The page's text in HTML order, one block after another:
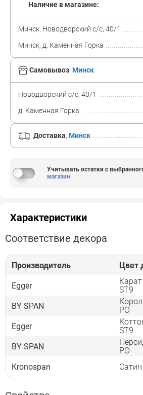
Самовывоз, Минск
Новодворский с/с, 40/1
д. Каменная Горка
Доставка, Минск
Наличие в магазине:
Минск, Новодворский с/с, 40/1
Минск, д. Каменная Горка
Учитывать остатки с
магазин
Характеристики
Соответствие декора
Производитель Цвет
Egger
ST9
BY SPAN
PO
Egger
ST9
BY SPAN
PO
Kronospan